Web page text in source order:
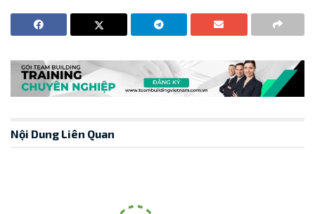
Nội Dung Liên Quan